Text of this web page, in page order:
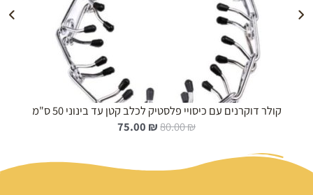
קולר דוקרנים עם כיסויי פלסטיק לכלב קטן עד בינוני 50 ס"מ
80.00₪
ה
י
75.00 ₪
ה
י